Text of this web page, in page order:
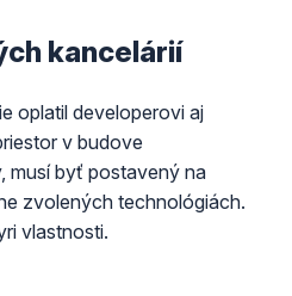
kancelárií
oplatil developerovi aj
v budove
musí byť postavený na
zvolených technológiách.
vlastnosti.